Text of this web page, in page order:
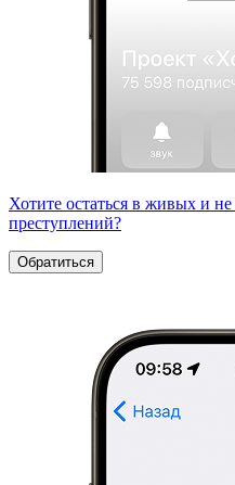
Хотите остаться в живых и
преступлений?
Обратиться